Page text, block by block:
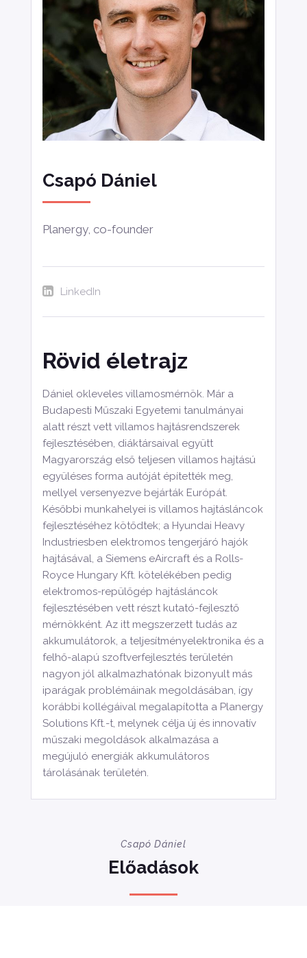
Csapó Dániel
Planergy, co-founder
LinkedIn
Rövid életrajz
Dániel okleveles villamosmérnök. Már a
Budapesti Műszaki Egyetemi tanulmányai
alatt részt vett villamos hajtásrendszerek
fejlesztésében, diáktársaival együtt
Magyarország első teljesen villamos hajtású
együléses forma autóját építették meg,
mellyel versenyezve bejárták Európát.
Későbbi munkahelyei is villamos hajtásláncok
fejlesztéséhez kötődtek; a Hyundai Heavy
Industriesben elektromos tengerjáró hajók
hajtásával, a Siemens eAircraft és a Rolls-
Royce Hungary Kft. kötelékében pedig
elektromos-repülőgép hajtásláncok
fejlesztésében vett részt kutató-fejlesztő
mérnökként. Az itt megszerzett tudás az
akkumulátorok, a teljesítményelektronika és a
felhő-alapú szoftverfejlesztés területén
nagyon jól alkalmazhatónak bizonyult más
iparágak problémáinak megoldásában, így
korábbi kollégáival megalapította a Planergy
Solutions Kft.-t, melynek célja új és innovatív
műszaki megoldások alkalmazása a
megújuló energiák akkumulátoros
tárolásának területén.
Csapó Dániel
Előadások